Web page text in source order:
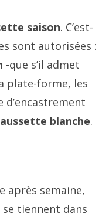
saison. C’est-
sont autorisées :
-que s’il admet
plate-forme, les
blanche.
après semaine,
se tiennent dans